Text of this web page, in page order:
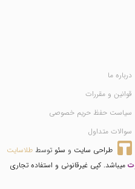
درباره ما
قوانین و مقررات
سیاست حفظ حریم خصوصی
سوالات متداول
طراحی سایت و سئو توسط طلاسایت
میباشد. کپی غیرقانونی و استفاده تجاری